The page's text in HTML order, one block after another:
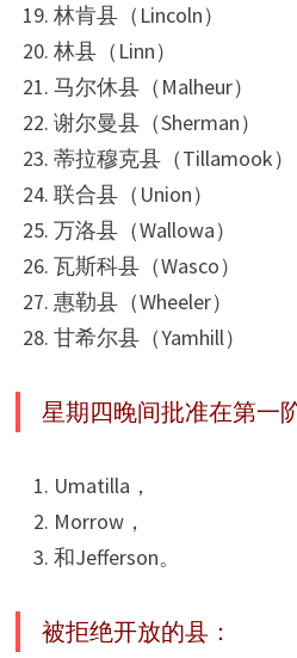
林肯县（Lincoln）
林县（Linn）
马尔休县（Malheur）
谢尔曼县（Sherman）
蒂拉穆克县（Tillamook）
联合县（Union）
万洛县（Wallowa）
瓦斯科县（Wasco）
惠勒县（Wheeler）
甘希尔县（Yamhill）
星期四晚间批准在第一
Umatilla，
Morrow，
和Jefferson。
被拒绝开放的县：